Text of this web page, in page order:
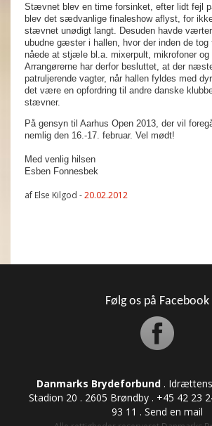
Stævnet blev en time forsinket, efter lidt fejl
blev det sædvanlige finaleshow aflyst, for
stævnet unødigt langt. Desuden havde
ubudne gæster i hallen, hvor der inden de
nåede at stjæle bl.a. mixerpult, mikrofoner og
Arrangørerne har derfor besluttet, at der
patruljerende vagter, når hallen fyldes med
det være en opfordring til andre danske
stævner.
På gensyn til Aarhus Open 2013, der vil
nemlig den 16.-17. februar. Vel mødt!
Med venlig hilsen
Esben Fonnesbek
af Else Kilgod -20.02.2012
Følg os på Facebook
Danmarks Brydeforbund .
Stadion 20 . 2605 Brøndby . +45 42 23
93 11 . Send en mail